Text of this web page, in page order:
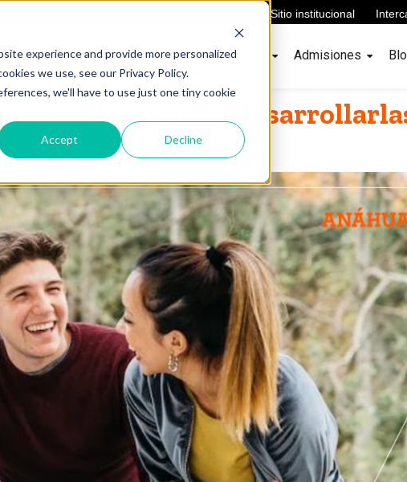
experience and provide more personalized
we use, see our Privacy Policy.
we'll have to use just one tiny cookie
Accept Decline
Sitio institucional
Nuestra universidad Costos y becas Admisiones
ejemplos y cómo
noviembre, 2022